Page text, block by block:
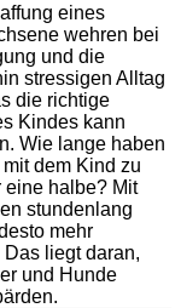
eines
wehren bei
und die
stressigen Alltag
die richtige
Kindes kann
Wie lange haben
dem Kind zu
eine halbe? Mit
stundenlang
mehr
liegt daran,
und Hunde